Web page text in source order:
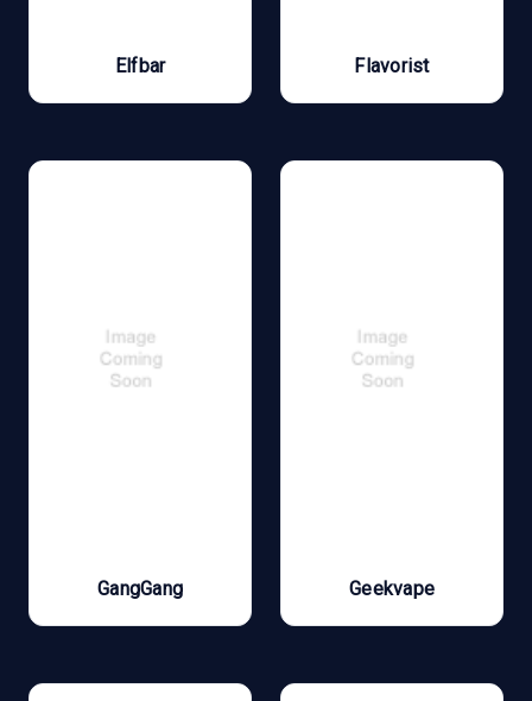
Elfbar Flavorist
GangGang Geekvape